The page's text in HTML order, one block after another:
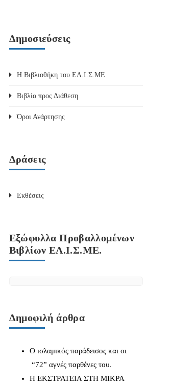
Δημοσιεύσεις
Η Βιβλιοθήκη του ΕΛ.Ι.Σ.ΜΕ
Βιβλία προς Διάθεση
Όροι Ανάρτησης
Δράσεις
Εκθέσεις
Εξώφυλλα Προβαλλομένων
Βιβλίων ΕΛ.Ι.Σ.ΜΕ.
Δημοφιλή άρθρα
Ο ισλαμικός παράδεισος και οι
“72” αγνές παρθένες του.
Η ΕΚΣΤΡΑΤΕΙΑ ΣΤΗ ΜΙΚΡΑ